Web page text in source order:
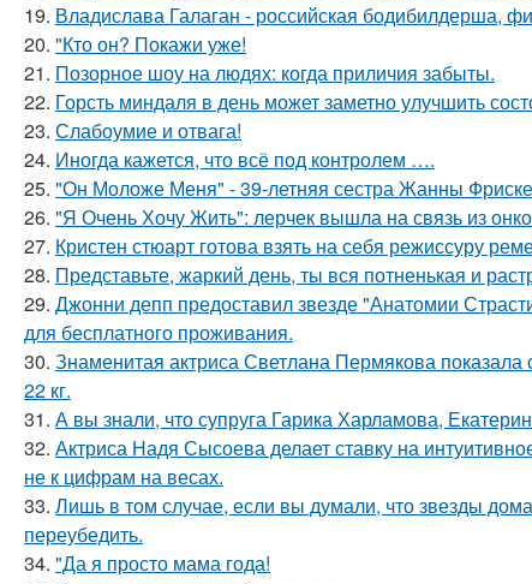
19. Владислава Галаган - российская бодибилдерша,
20. "Кто он? Покажи уже!
21. Позорное шоу на людях: когда приличия забыты.
22. Горсть миндаля в день может заметно улучшить
23. Слабоумие и отвага!
24. Иногда кажется, что всё под контролем ….
25. "Он Моложе Меня" - 39-летняя сестра Жанны Фриске
26. "Я Очень Хочу Жить": лерчек вышла на связь из
27. Кристен стюарт готова взять на себя режиссуру
28. Представьте, жаркий день, ты вся потненькая и
29. Джонни депп предоставил звезде "Анатомии
для бесплатного проживания.
30. Знаменитая актриса Светлана Пермякова
22 кг.
31. А вы знали, что супруга Гарика Харламова,
32. Актриса Надя Сысоева делает ставку на
не к цифрам на весах.
33. Лишь в том случае, если вы думали, что звезды
переубедить.
34. "Да я просто мама года!